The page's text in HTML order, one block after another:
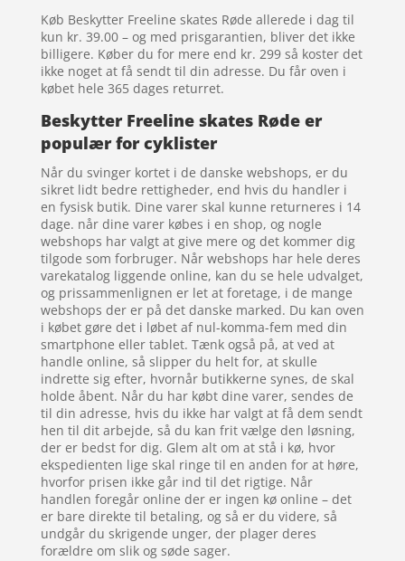
Køb Beskytter Freeline skates Røde allerede i dag til
kun kr. 39.00 – og med prisgarantien, bliver det ikke
billigere. Køber du for mere end kr. 299 så koster det
ikke noget at få sendt til din adresse. Du får oven i
købet hele 365 dages returret.
Beskytter Freeline skates Røde er
populær for cyklister
Når du svinger kortet i de danske webshops, er du
sikret lidt bedre rettigheder, end hvis du handler i
en fysisk butik. Dine varer skal kunne returneres i 14
dage. når dine varer købes i en shop, og nogle
webshops har valgt at give mere og det kommer dig
tilgode som forbruger. Når webshops har hele deres
varekatalog liggende online, kan du se hele udvalget,
og prissammenlignen er let at foretage, i de mange
webshops der er på det danske marked. Du kan oven
i købet gøre det i løbet af nul-komma-fem med din
smartphone eller tablet. Tænk også på, at ved at
handle online, så slipper du helt for, at skulle
indrette sig efter, hvornår butikkerne synes, de skal
holde åbent. Når du har købt dine varer, sendes de
til din adresse, hvis du ikke har valgt at få dem sendt
hen til dit arbejde, så du kan frit vælge den løsning,
der er bedst for dig. Glem alt om at stå i kø, hvor
ekspedienten lige skal ringe til en anden for at høre,
hvorfor prisen ikke går ind til det rigtige. Når
handlen foregår online der er ingen kø online – det
er bare direkte til betaling, og så er du videre, så
undgår du skrigende unger, der plager deres
forældre om slik og søde sager.